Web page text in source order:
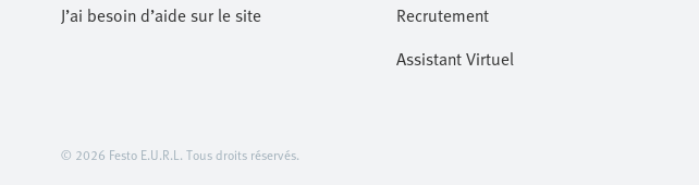
J’ai besoin d’aide sur le site
Recrutement
Assistant Virtuel
© 2026 Festo E.U.R.L. Tous droits réservés.